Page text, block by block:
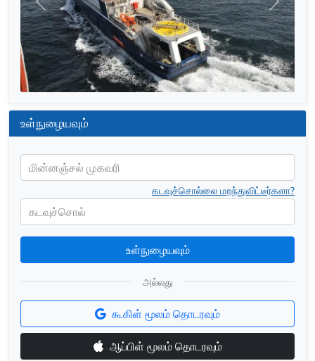
முந்தையது
உள்நுழையவும்
மின்னஞ்சல் முகவரி
கடவுச்சொல்
கடவுச்சொல்லை மறந்துவிட்டீர்களா?
உள்நுழையவும்
அல்லது
கூகிள் மூலம் தொடரவும்
ஆப்பிள் மூலம் தொடரவும்